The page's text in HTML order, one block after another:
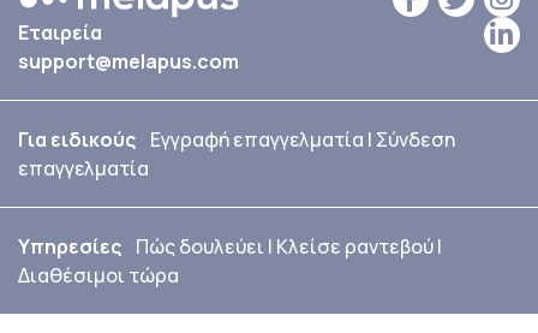
Εταιρεία
support@melapus.com
Για ειδικούς Εγγραφή επαγγελματία | Σύνδεση
επαγγελματία
Υπηρεσίες Πώς δουλεύει | Κλείσε ραντεβού|
Διαθέσιμοι τώρα